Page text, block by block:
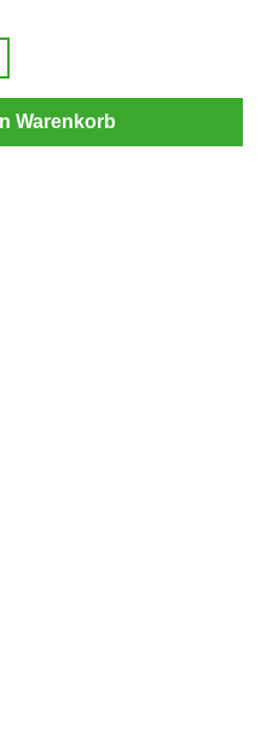
Wert ein
Warenkorb